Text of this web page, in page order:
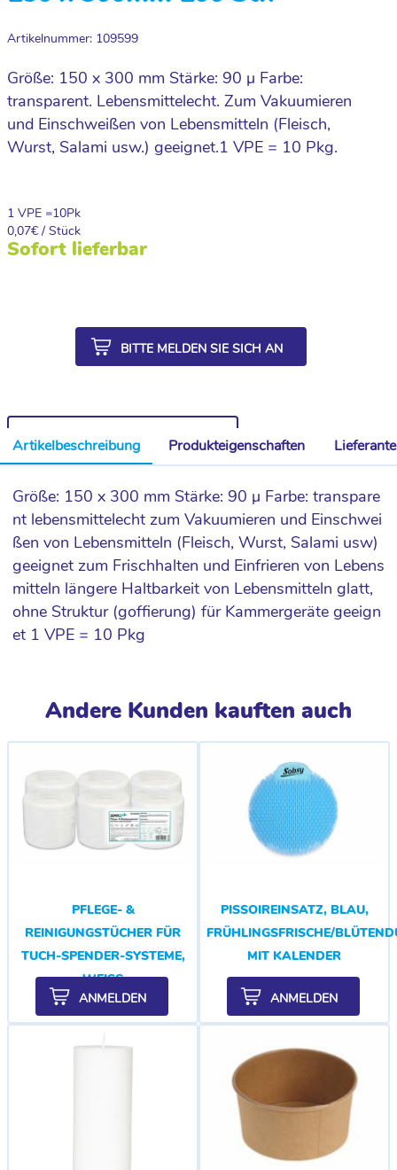
Artikelnummer: 109599
Größe: 150 x 300 mm Stärke: 90 µ Farbe:
transparent. Lebensmittelecht. Zum Vakuumieren
und Einschweißen von Lebensmitteln (Fleisch,
Wurst, Salami usw.) geeignet.1 VPE = 10 Pkg.
1 VPE =10Pk
0,07€ / Stück
Sofort lieferbar
BITTE MELDEN SIE SICH AN
Artikelbeschreibung Produkteigenschaften
Größe: 150 x 300 mm Stärke: 90 µ Farbe: transpare
nt lebensmittelecht zum Vakuumieren und Einschwei
ßen von Lebensmitteln (Fleisch, Wurst, Salami usw)
geeignet zum Frischhalten und Einfrieren von Lebens
mitteln längere Haltbarkeit von Lebensmitteln glatt,
ohne Struktur (goffierung) für Kammergeräte geeign
et 1 VPE = 10 Pkg
Andere Kunden kauften auch
PFLEGE- &
REINIGUNGSTÜCHER FÜR
TUCH-SPENDER-SYSTEME,
WEISS
ANMELDEN
PISSOIREINSATZ, BLAU,
FRÜHLINGSFRISCHE/
MIT KALENDER
ANMELDEN